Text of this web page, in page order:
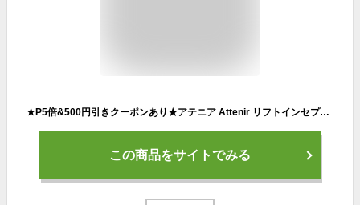
★P5倍&500円引きクーポンあり★アテニア Attenir リフトインセプション 30ml 詰替え レフィル 2本セット 美容液 エイジングケア リフトアップ 顔 乾燥肌 保湿美容液 保湿 リフト フェイスケア ペプチド フェイスリフト 弱酸性 乾燥 リンクルケア30代 40代 50代 60代
この商品をサイトでみる